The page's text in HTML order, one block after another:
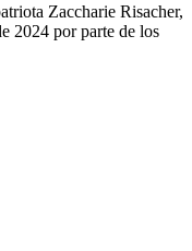
Zaccharie Risacher,
2024 por parte de los